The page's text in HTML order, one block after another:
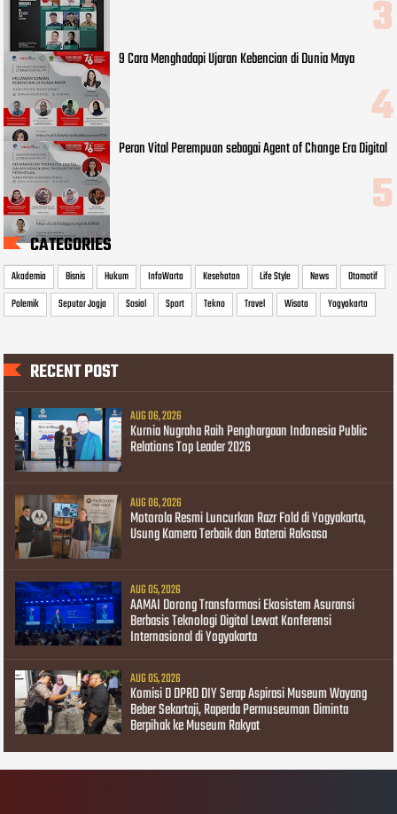
9 Cara Menghadapi Ujaran Kebencian di Dunia Maya
Peran Vital Perempuan sebagai Agent of Change Era Digital
CATEGORIES
Akademia Bisnis Hukum InfoWarta Kesehatan Life Style News
Otomotif
Polemik
Seputar Jogja Sosial Sport Tekno Travel Wisata Yogyakarta
RECENT POST
AUG 06, 2026
Kurnia Nugraha Raih Penghargaan Indonesia Public
Relations Top Leader 2026
AUG 06, 2026
Motorola Resmi Luncurkan Razr Fold di Yogyakarta,
Usung Kamera Terbaik dan Baterai Raksasa
AUG 05, 2026
AAMAI Dorong Transformasi Ekosistem Asuransi
Berbasis Teknologi Digital Lewat Konferensi
Internasional di Yogyakarta
AUG 05, 2026
Komisi D DPRD DIY Serap Aspirasi Museum Wayang
Beber Sekartaji, Raperda Permuseuman Diminta
Berpihak ke Museum Rakyat